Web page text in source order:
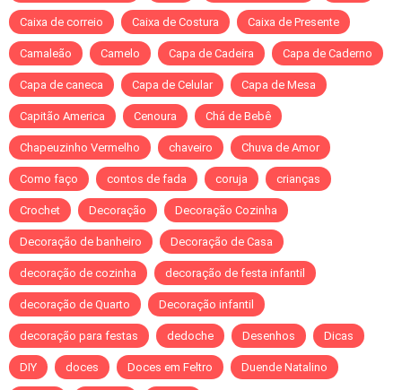
Caixa de correio Caixa de Costura Caixa de Presente
Camaleão Camelo Capa de Cadeira Capa de Caderno
Capa de caneca Capa de Celular Capa de Mesa
Capitão America Cenoura Chá de Bebê
Chapeuzinho Vermelho chaveiro Chuva de Amor
Como faço contos de fada coruja crianças
Crochet Decoração Decoração Cozinha
Decoração de banheiro Decoração de Casa
decoração de cozinha decoração de festa infantil
decoração de Quarto Decoração infantil
decoração para festas dedoche Desenhos Dicas
DIY doces Doces em Feltro Duende Natalino